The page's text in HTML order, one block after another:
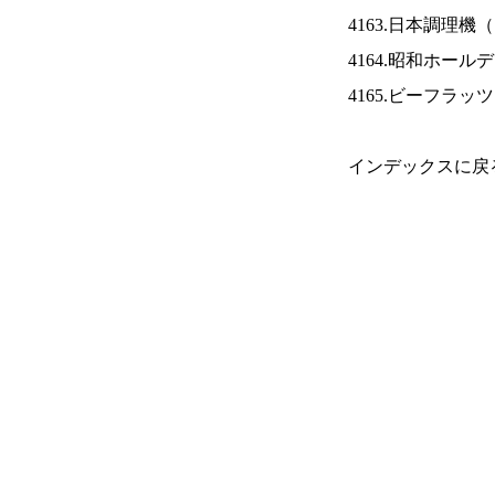
4163.日本調理機（
4164.昭和ホール
4165.ビーフラッ
インデックスに戻